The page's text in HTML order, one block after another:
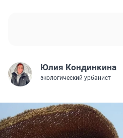
Юлия Кондинкина
экологический урбанист